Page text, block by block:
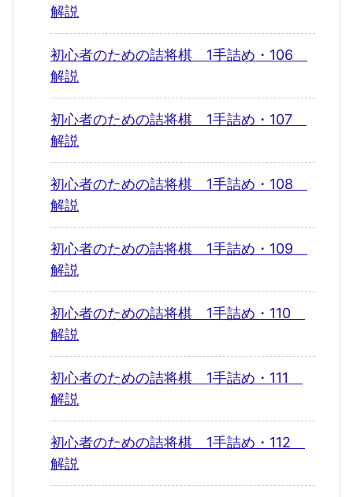
解説
初心者のための詰将棋 1手詰め・106
解説
初心者のための詰将棋 1手詰め・107
解説
初心者のための詰将棋 1手詰め・108
解説
初心者のための詰将棋 1手詰め・109
解説
初心者のための詰将棋 1手詰め・110
解説
初心者のための詰将棋 1手詰め・111
解説
初心者のための詰将棋 1手詰め・112
解説